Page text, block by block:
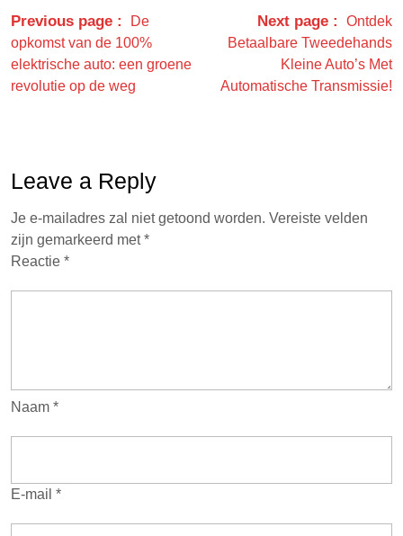
Previous page
De
opkomst van de 100%
elektrische auto: een groene
revolutie op de weg
Next page
Ontdek
Betaalbare Tweedehands
Kleine Auto’s Met
Automatische Transmissie!
Leave a Reply
Je e-mailadres zal niet getoond worden. Vereiste velden
zijn gemarkeerd met*
Reactie *
Naam *
E-mail *